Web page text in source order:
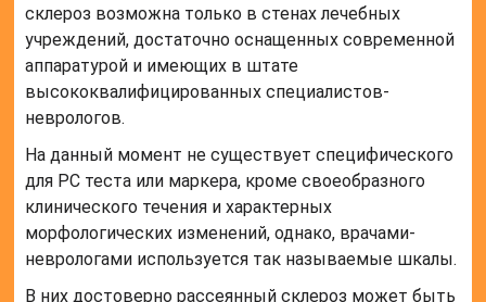
склероз возможна только в стенах лечебных
учреждений, достаточно оснащенных современной
аппаратурой и имеющих в штате
высококвалифицированных специалистов-
неврологов.
На данный момент не существует специфического
для РС теста или маркера, кроме своеобразного
клинического течения и характерных
морфологических изменений, однако, врачами-
неврологами используется так называемые шкалы.
В них достоверно рассеянный склероз может быть